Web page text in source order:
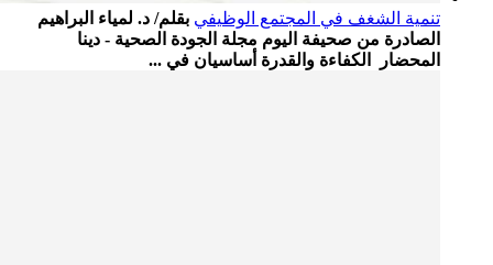
تنمية الشغف في المجتمع الوظيفي بقلم/ د. لمياء البراهيم
الصادرة من صحيفة اليوم مجلة الجودة الصحية - دينا
المحضار الكفاءة والقدرة أساسيان في ...